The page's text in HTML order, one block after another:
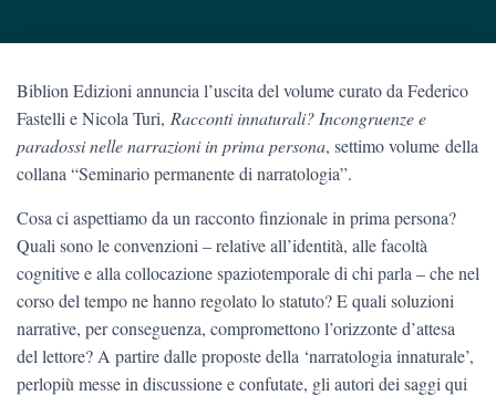
L
Biblion Edizioni annuncia l’uscita del volume curato da Federico
Fastelli e Nicola Turi, Racconti innaturali? Incongruenze e
paradossi nelle narrazioni in prima persona, settimo volume della
collana “Seminario permanente di narratologia”.
Cosa ci aspettiamo da un racconto finzionale in prima persona?
Quali sono le convenzioni – relative all’identità, alle facoltà
cognitive e alla collocazione spaziotemporale di chi parla – che nel
corso del tempo ne hanno regolato lo statuto? E quali soluzioni
narrative, per conseguenza, compromettono l’orizzonte d’attesa
del lettore? A partire dalle proposte della ‘narratologia innaturale’,
perlopiù messe in discussione e confutate, gli autori dei saggi qui